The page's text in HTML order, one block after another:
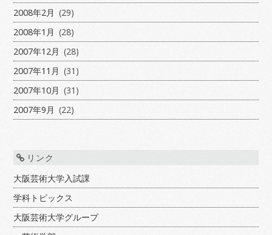
2008年2月 (29)
2008年1月 (28)
2007年12月 (28)
2007年11月 (31)
2007年10月 (31)
2007年9月 (22)
リンク
大阪芸術大学入試課
学科トピックス
大阪芸術大学グループ